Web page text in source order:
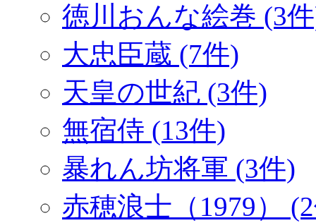
徳川おんな絵巻 (3
大忠臣蔵 (7件)
天皇の世紀 (3件)
無宿侍 (13件)
暴れん坊将軍 (3件)
赤穂浪士（1979）